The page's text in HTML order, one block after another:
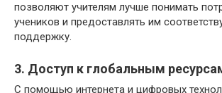
позволяют учителям лучше понимать
учеников и предоставлять им
поддержку.
3. Доступ к глобальным
С помощью интернета и цифровых